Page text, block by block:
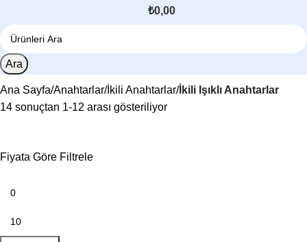
₺0,00
Ara
Ana Sayfa Anahtarlar İkili Anahtarlar İkili Işıklı Anahtarlar
14 sonuçtan 1-12 arası gösteriliyor
Fiyata Göre Filtrele